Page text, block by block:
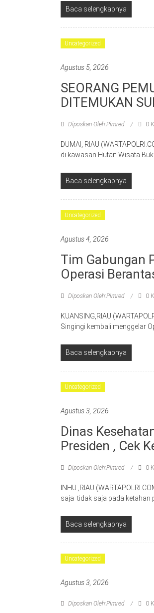
Baca selengkapnya
Uncategorized
Agustus 5, 2026
SEORANG
DITEMUKAN
Diposkan Oleh:Pimred 0
DUMAI, RIAU
di kawasan Hutan Wisata
Baca selengkapnya
Uncategorized
Agustus 4, 2026
Tim Gabungan
Operasi
Diposkan Oleh:Pimred 0
KUANSING,RIAU
Singingi kembali menggelar
Baca selengkapnya
Uncategorized
Agustus 3, 2026
Dinas
Presiden , Cek
Diposkan Oleh:Pimred 0
INHU ,RIAU
saja tidak saja pada ketahan
Baca selengkapnya
Uncategorized
Agustus 3, 2026
Diposkan Oleh:Pimred 0